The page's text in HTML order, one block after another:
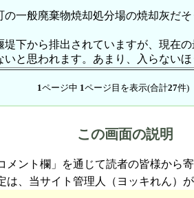
一般廃棄物焼却処分場の焼却灰だ
下から排出されていますが、現在
と思われます。あまり、入らないほ
1ページ中 1ページ目を表示(合計27件)
この画面の説明
メント欄」を通じて読者の皆様から
は、当サイト管理人（ヨッキれん）